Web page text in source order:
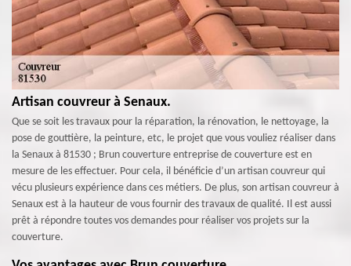
Artisan couvreur à Senaux.
Que se soit les travaux pour la réparation, la rénovation, le nettoyage, la
pose de gouttière, la peinture, etc, le projet que vous vouliez réaliser dans
la Senaux à 81530 ; Brun couverture entreprise de couverture est en
mesure de les effectuer. Pour cela, il bénéficie d’un artisan couvreur qui
vécu plusieurs expérience dans ces métiers. De plus, son artisan couvreur à
Senaux est à la hauteur de vous fournir des travaux de qualité. Il est aussi
prêt à répondre toutes vos demandes pour réaliser vos projets sur la
couverture.